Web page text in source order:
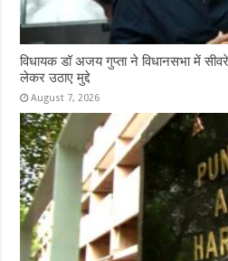
विधायक डॉ अजय गुप्ता ने विधानसभा में
लेकर उठाए मुद्दे
August 7, 2026